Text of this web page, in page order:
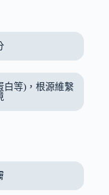
白等)，根源維繫